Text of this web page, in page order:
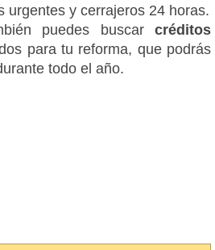
urgentes y cerrajeros 24 horas.
puedes buscar créditos
para tu reforma, que podrás
todo el año.